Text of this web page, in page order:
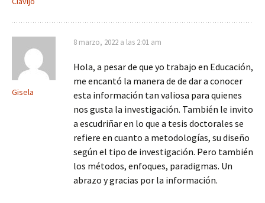
Gisela
8 marzo, 2022 a las 2:01 am
Hola, a pesar de que yo trabajo en Educación,
me encantó la manera de de dar a conocer
esta información tan valiosa para quienes
nos gusta la investigación. También le invito
a escudriñar en lo que a tesis doctorales se
refiere en cuanto a metodologías, su diseño
según el tipo de investigación. Pero también
los métodos, enfoques, paradigmas. Un
abrazo y gracias por la información.